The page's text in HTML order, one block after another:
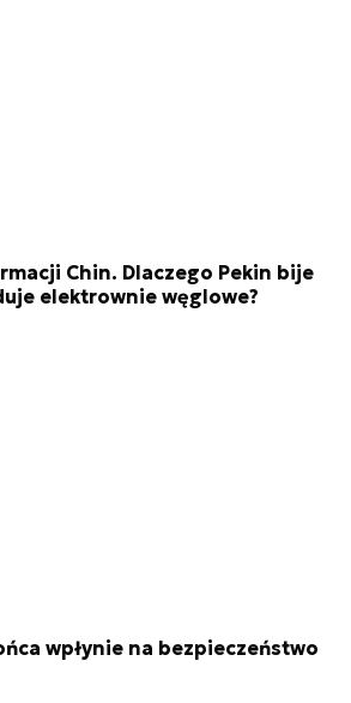
Chin. Dlaczego Pekin bije
elektrownie węglowe?
wpłynie na bezpieczeństwo